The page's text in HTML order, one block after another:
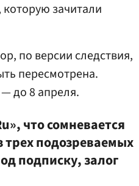
зачитали
по версии следствия,
пересмотрена.
до 8 апреля.
что сомневается
трех подозреваемых
подписку, залог